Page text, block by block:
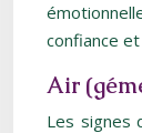
confiance
Air
Les signes